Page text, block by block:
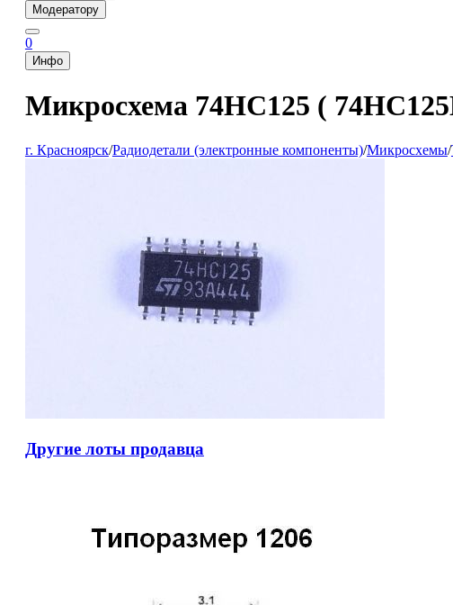
Модератору
0
Инфо
Микросхема 74HC125 (
г. Красноярск/Радиодетали (электронные компоненты)/Микросхемы/
Другие лоты продавца